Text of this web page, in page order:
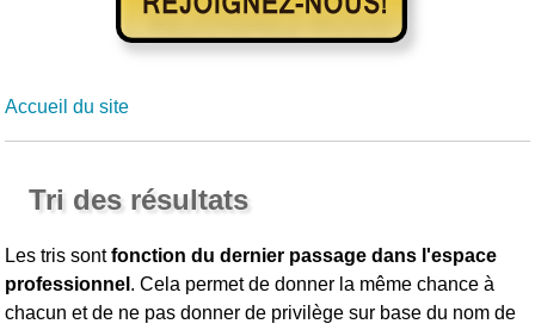
Accueil du site
Tri des résultats
Les tris sontfonction du dernier passage dans l'espace
professionnel . Cela permet de donner la même chance à
chacun et de ne pas donner de privilège sur base du nom de